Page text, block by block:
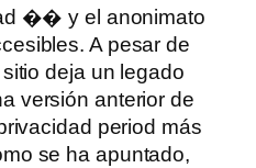
�� y el anonimato
A pesar de
deja un legado
versión anterior de
period más
se ha apuntado,